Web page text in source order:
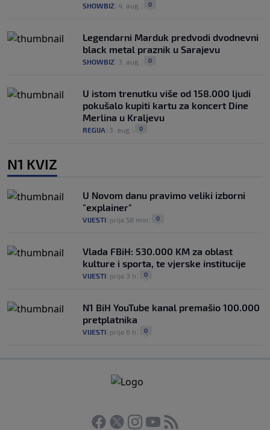
SHOWBIZ 4. aug. 0
Legendarni Marduk predvodi dvodnevni
black metal praznik u Sarajevu
SHOWBIZ 3. aug. 0
U istom trenutku više od 158.000 ljudi
pokušalo kupiti kartu za koncert Dine
Merlina u Kraljevu
REGIJA 3. aug. 0
N1 KVIZ
U Novom danu pravimo veliki izborni
"explainer"
VIJESTI prije 58 min 0
Vlada FBiH: 530.000 KM za oblast
kulture i sporta, te vjerske institucije
VIJESTI prije 3 h 0
N1 BiH YouTube kanal premašio 100.000
pretplatnika
VIJESTI prije 6 h 0